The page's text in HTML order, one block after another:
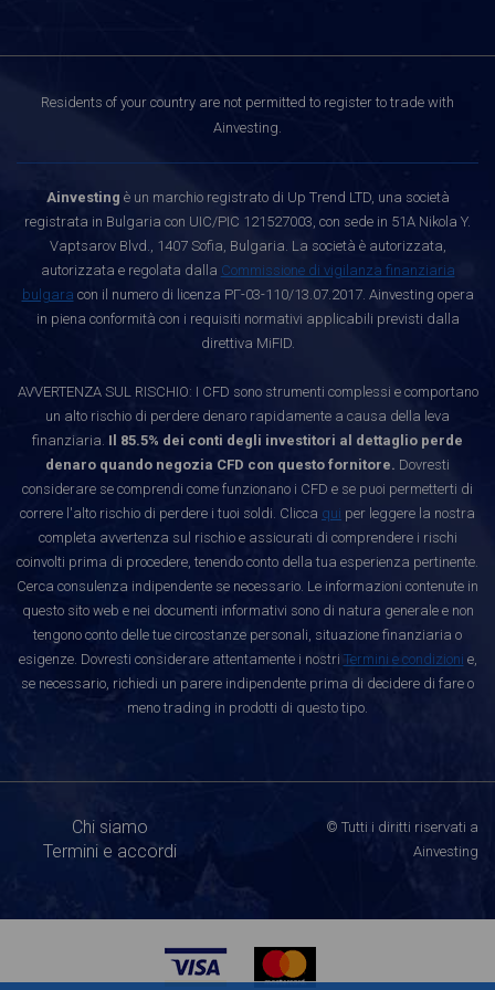
Residents of your country are not permitted to register to trade with
Ainvesting.
Ainvesting è un marchio registrato di Up Trend LTD, una società
registrata in Bulgaria con UIC/PIC 121527003, con sede in 51A Nikola Y.
Vaptsarov Blvd., 1407 Sofia, Bulgaria. La società è autorizzata,
autorizzata e regolata dalla Commissione di vigilanza finanziaria
bulgara con il numero di licenza РГ-03-110/13.07.2017. Ainvesting opera
in piena conformità con i requisiti normativi applicabili previsti dalla
direttiva MiFID.
AVVERTENZA SUL RISCHIO: I CFD sono strumenti complessi e comportano
un alto rischio di perdere denaro rapidamente a causa della leva
finanziaria. Il 85.5% dei conti degli investitori al dettaglio perde
denaro quando negozia CFD con questo fornitore. Dovresti
considerare se comprendi come funzionano i CFD e se puoi permetterti di
correre l'alto rischio di perdere i tuoi soldi. Clicca qui per leggere la nostra
completa avvertenza sul rischio e assicurati di comprendere i rischi
coinvolti prima di procedere, tenendo conto della tua esperienza pertinente.
Cerca consulenza indipendente se necessario. Le informazioni contenute in
questo sito web e nei documenti informativi sono di natura generale e non
tengono conto delle tue circostanze personali, situazione finanziaria o
esigenze. Dovresti considerare attentamente i nostri Termini e condizioni e,
se necessario, richiedi un parere indipendente prima di decidere di fare o
meno trading in prodotti di questo tipo.
Chi siamo
Termini e accordi
© Tutti i diritti riservati a
Ainvesting